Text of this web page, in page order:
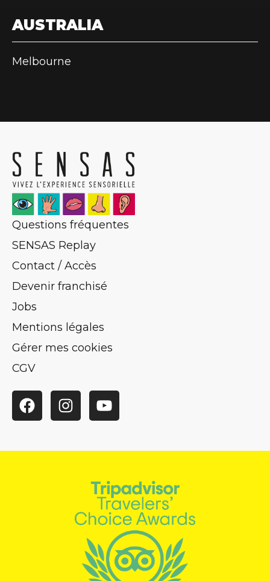
AUSTRALIA
Melbourne
Questions fréquentes
SENSAS Replay
Contact / Accès
Devenir franchisé
Jobs
Mentions légales
Gérer mes cookies
CGV
FacebookInstagramYouTube